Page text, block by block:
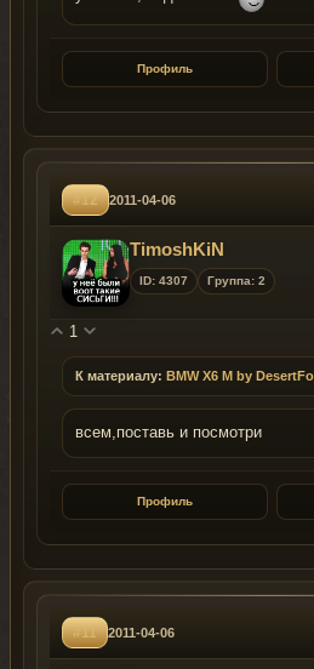
Профиль
#12 2011-04-06
TimoshKiN
ID: 4307 Группа: 2
1
К материалу: BMW X6 M by
всем,поставь и посмотри
Профиль
#11 2011-04-06